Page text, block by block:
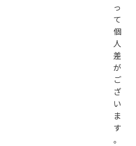
っ
て
個
人
差
が
ご
ざ
い
ま
す
。